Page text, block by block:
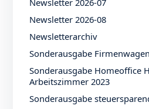
Newsletter 2026-07
Newsletter 2026-08
Newsletterarchiv
Sonderausgabe
Sonderausgabe Homeoffice
Arbeitszimmer 2023
Sonderausgabe